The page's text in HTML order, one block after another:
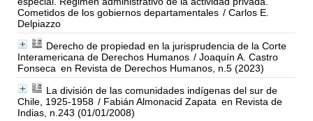
Cometidos de los gobiernos departamentales / Carlos E.
Delpiazzo
Derecho de propiedad en la jurisprudencia de la Corte
Interamericana de Derechos Humanos / Joaquín A. Castro
Fonseca en Revista de Derechos Humanos, n.5 (2023)
La división de las comunidades indígenas del sur de
Chile, 1925-1958 / Fabián Almonacid Zapata en Revista de
Indias, n.243 (01/01/2008)